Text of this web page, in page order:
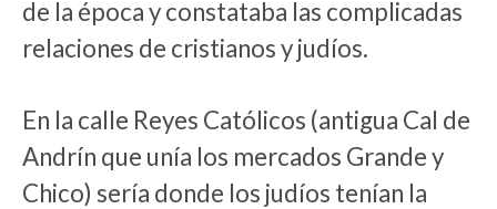
de la época y constataba las complicadas
relaciones de cristianos y judíos.
En la calle Reyes Católicos (antigua Cal de
Andrín que unía los mercados Grande y
Chico) sería donde los judíos tenían la